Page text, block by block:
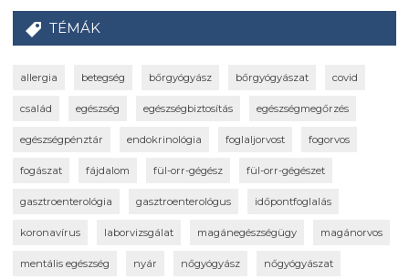
TÉMÁK
allergia betegség bőrgyógyász bőrgyógyászat covid
család egészség egészségbiztosítás egészségmegőrzés
egészségpénztár endokrinológia foglaljorvost fogorvos
fogászat fájdalom fül-orr-gégész fül-orr-gégészet
gasztroenterológia gasztroenterológus időpontfoglalás
koronavírus laborvizsgálat magánegészségügy magánorvos
mentális egészség nyár nőgyógyász nőgyógyászat